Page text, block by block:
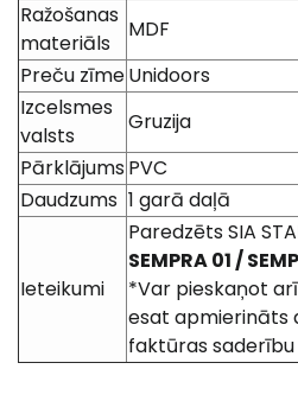
Ražošanas
materiāls
MDF
Preču zīmeUnidoors
Izcelsmes
valsts
Gruzija
PārklājumsPVC
Daudzums 1 garā daļā
Ieteikumi
Paredzēts SIA
SEMPRA01 /
*Var pieskaņot
esat apmierināts
faktūras saderību